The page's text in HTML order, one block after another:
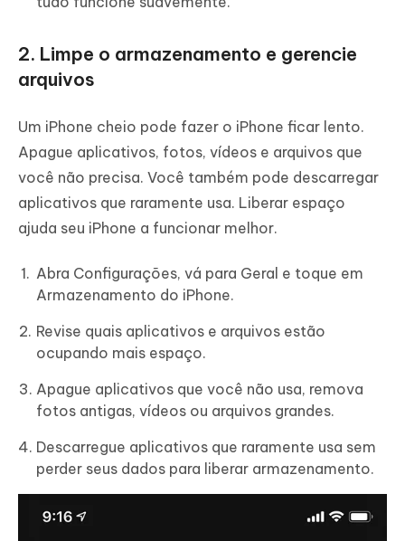
2. Limpe o armazenamento e gerencie
arquivos
Um iPhone cheio pode fazer o iPhone ficar lento.
Apague aplicativos, fotos, vídeos e arquivos que
você não precisa. Você também pode descarregar
aplicativos que raramente usa. Liberar espaço
ajuda seu iPhone a funcionar melhor.
Abra Configurações, vá para Geral e toque em
Armazenamento do iPhone.
Revise quais aplicativos e arquivos estão
ocupando mais espaço.
Apague aplicativos que você não usa, remova
fotos antigas, vídeos ou arquivos grandes.
Descarregue aplicativos que raramente usa sem
perder seus dados para liberar armazenamento.